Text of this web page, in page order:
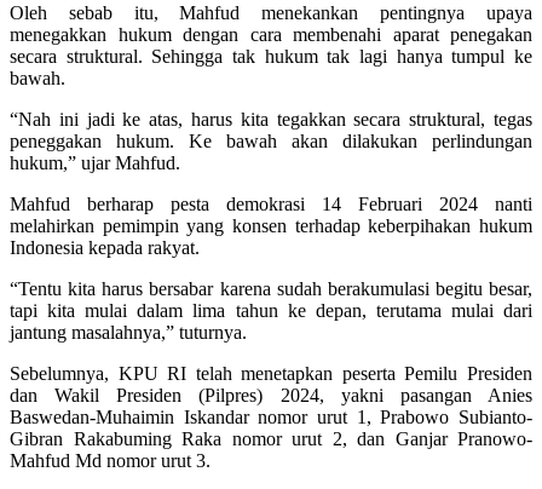
Oleh sebab itu, Mahfud menekankan pentingnya upaya
menegakkan hukum dengan cara membenahi aparat penegakan
secara struktural. Sehingga tak hukum tak lagi hanya tumpul ke
bawah.
“Nah ini jadi ke atas, harus kita tegakkan secara struktural, tegas
peneggakan hukum. Ke bawah akan dilakukan perlindungan
hukum,” ujar Mahfud.
Mahfud berharap pesta demokrasi 14 Februari 2024 nanti
melahirkan pemimpin yang konsen terhadap keberpihakan hukum
Indonesia kepada rakyat.
“Tentu kita harus bersabar karena sudah berakumulasi begitu besar,
tapi kita mulai dalam lima tahun ke depan, terutama mulai dari
jantung masalahnya,” tuturnya.
Sebelumnya, KPU RI telah menetapkan peserta Pemilu Presiden
dan Wakil Presiden (Pilpres) 2024, yakni pasangan Anies
Baswedan-Muhaimin Iskandar nomor urut 1, Prabowo Subianto-
Gibran Rakabuming Raka nomor urut 2, dan Ganjar Pranowo-
Mahfud Md nomor urut 3.